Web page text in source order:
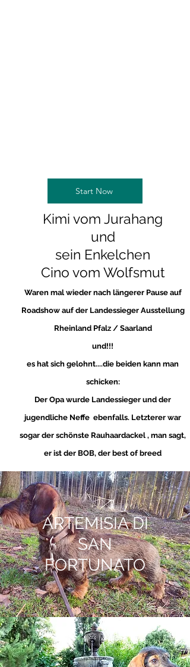
Start Now
Kimi vom Jurahang
und
sein Enkelchen
Cino vom Wolfsmut
Waren mal wieder nach längerer Pause auf
Roadshow auf der Landessieger Ausstellung
Rheinland Pfalz / Saarland
und!!!
es hat sich gelohnt....die beiden kann man
schicken:
Der Opa wurde Landessieger und der
jugendliche Neffe ebenfalls. Letzterer war
sogar der schönste Rauhaardackel , man sagt,
er ist der BOB, der best of breed
ARTEMISIA DI
SAN
FORTUNATO